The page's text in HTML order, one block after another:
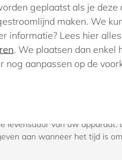
van uw
aan wanneer het tijd is
geplaatst als je deze
maken. We
informatie? Lees hier
. We plaatsen dan enkel
nog aanpassen op de